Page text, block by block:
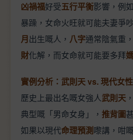
凶禍福好受五行平衡影響，例
暴躁，女命火旺就可能夫妻爭
月出生嘅人， 八字通常陰氣重
財化解，而女命就可能要多拜
實例分析：武則天 vs. 現代女性
歷史上最出名嘅女強人武則天
典型嘅「男命女身」， 推背圖
如果以現代命理預測嚟講，咁